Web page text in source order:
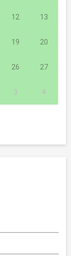
12 13
19 20
26 27
3 4